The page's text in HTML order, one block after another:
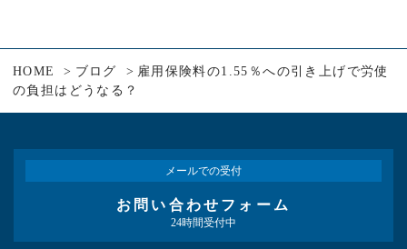
HOME ブログ
雇用保険料の1.55％への引き上げで労使
の負担はどうなる？
メールでの受付
お問い合わせフォーム
24時間受付中